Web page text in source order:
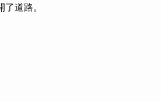
道路。